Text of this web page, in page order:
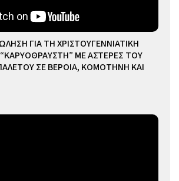
ΓΙΑ ΤΗ ΧΡΙΣΤΟΥΓΕΝΝΙΑΤΙΚΗ
ΜΕ ΑΣΤΕΡΕΣ ΤΟΥ
ΣΕ ΒΕΡΟΙΑ, ΚΟΜΟΤΗΝΗ ΚΑΙ